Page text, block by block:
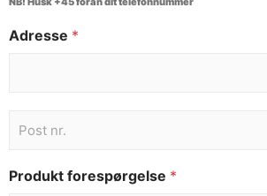
Adresse *
Produkt forespørgelse *